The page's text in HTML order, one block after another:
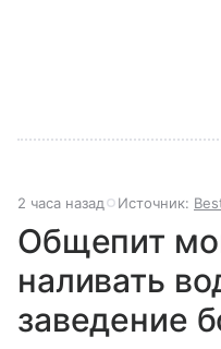
2 часа назад Источник:
Общепит
наливать
заведение